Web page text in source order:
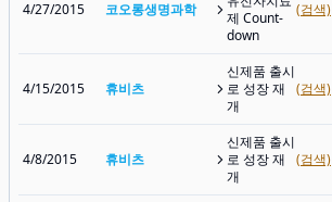
4/27/2015 코오롱생명과학
제 Count-
down
(검색)
4/15/2015 휴비츠
신제품 출시
로 성장 재
개
(검색)
4/8/2015 휴비츠
신제품 출시
로 성장 재
개
(검색)